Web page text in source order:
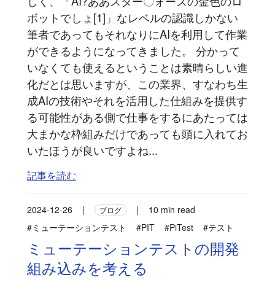
ボットでしょ[1]」なレベルの認識しかない
筆者であってもそれなりにAIを利用して作業
ができるようになってきました。 分かって
いなくても使えるということは素晴らしい進
化だとは思いますが、この業界、すなわち生
成AIの技術やそれを活用した仕組みを提供す
る可能性がある側で仕事をするにあたっては
大まかな枠組みだけであっても頭に入れてお
いたほうが良いですよね...
記事を読む
2024-12-26 | ブログ |
10 min read
#ミューテーションテスト
#PIT #PiTest #テスト
ミューテーションテストの開発
組み込みを考える